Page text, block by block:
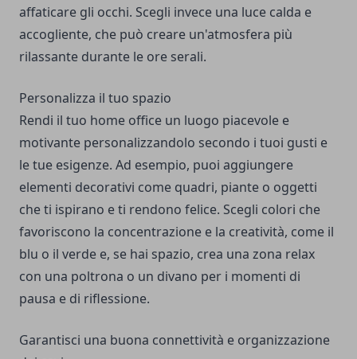
affaticare gli occhi. Scegli invece una luce calda e
accogliente, che può creare un'atmosfera più
rilassante durante le ore serali.
Personalizza il tuo spazio
Rendi il tuo home office un luogo piacevole e
motivante personalizzandolo secondo i tuoi gusti e
le tue esigenze. Ad esempio, puoi aggiungere
elementi decorativi come quadri, piante o oggetti
che ti ispirano e ti rendono felice. Scegli colori che
favoriscono la concentrazione e la creatività, come il
blu o il verde e, se hai spazio, crea una zona relax
con una poltrona o un divano per i momenti di
pausa e di riflessione.
Garantisci una buona connettività e organizzazione